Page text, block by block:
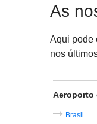
As
Aqui pode
nos
Aeroporto
Brasil